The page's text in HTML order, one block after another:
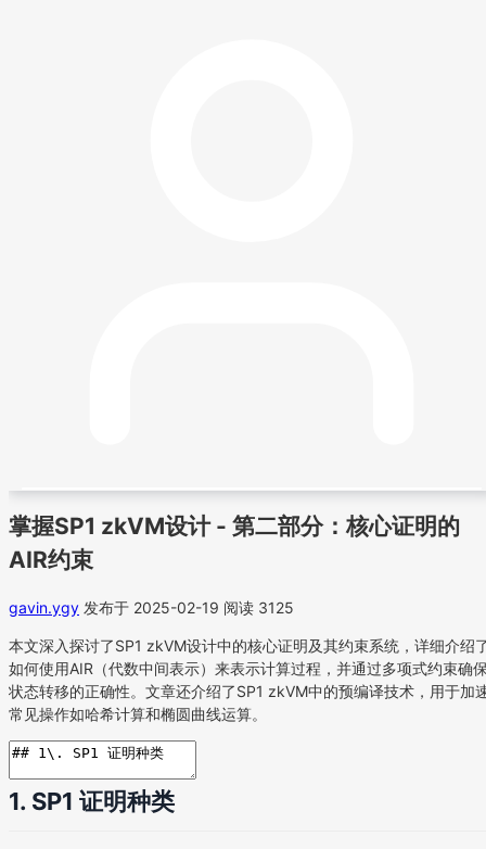
掌握SP1 zkVM设计 - 第二部分：核心证明的
AIR约束
gavin.ygy 发布于 2025-02-19 阅读 3125
本文深入探讨了SP1 zkVM设计中的核心证明及其约束系统，详细介绍
如何使用AIR（代数中间表示）来表示计算过程，并通过多项式约束确
状态转移的正确性。文章还介绍了SP1 zkVM中的预编译技术，用于加
常见操作如哈希计算和椭圆曲线运算。
1. SP1 证明种类